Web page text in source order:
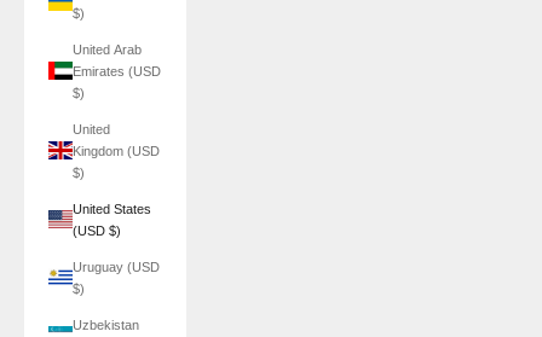
$)
United Arab
Emirates (USD
$)
United
Kingdom (USD
$)
United States
(USD $)
Uruguay (USD
$)
Uzbekistan